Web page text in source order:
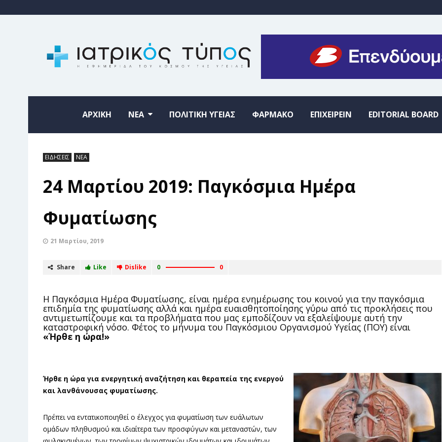
ΑΡΧΙΚΗ ΝΕΑ ΠΟΛΙΤΙΚΗ ΥΓΕΙΑΣ ΦΑΡΜΑΚΟ ΕΠΙΧΕΙΡΕΙΝ EDITORIAL BOARD
ΕΙΔΗΣΕΙΣ ΝΕΑ
24 Μαρτίου 2019: Παγκόσμια Ημέρα
Φυματίωσης
21 Μαρτίου, 2019
Share Like Dislike 0 0
Η Παγκόσμια Ημέρα Φυματίωσης, είναι ημέρα ενημέρωσης του κοινού για την παγκόσμια
επιδημία της φυματίωσης αλλά και ημέρα ευαισθητοποίησης γύρω από τις προκλήσεις που
αντιμετωπίζουμε και τα προβλήματα που μας εμποδίζουν να εξαλείψουμε αυτή την
καταστροφική νόσο. Φέτος το μήνυμα του Παγκόσμιου Οργανισμού Υγείας (ΠΟΥ) είναι
«Ήρθε η ώρα!»
Ήρθε η ώρα για ενεργητική αναζήτηση και θεραπεία της ενεργού
και λανθάνουσας φυματίωσης.
Πρέπει να εντατικοποιηθεί ο έλεγχος για φυματίωση των ευάλωτων
ομάδων πληθυσμού και ιδιαίτερα των προσφύγων και μεταναστών, των